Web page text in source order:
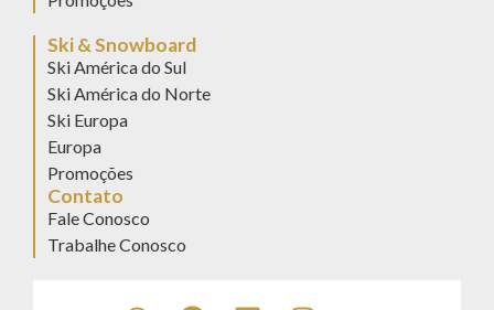
Ski & Snowboard
Ski América do Sul
Ski América do Norte
Ski Europa
Europa
Promoções
Contato
Fale Conosco
Trabalhe Conosco